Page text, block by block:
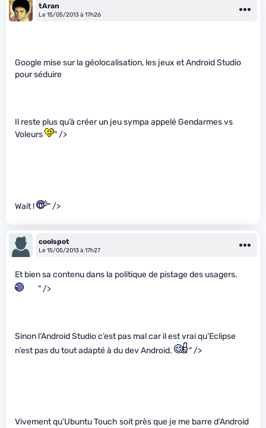
tAran
Le 15/05/2013 à 17h26
Google mise sur la géolocalisation, les jeux et Android Studio
pour séduire
Il reste plus qu’à créer un jeu sympa appelé Gendarmes vs
Voleurs
" />
Wait ! " />
coolspot
Le 15/05/2013 à 17h27
Et bien sa contenu dans la politique de pistage des usagers.
" />
Sinon l’Android Studio c’est pas mal car il est vrai qu’Eclipse
n’est pas du tout adapté à du dev Android.
" />
Vivement qu’Ubuntu Touch soit près que je me barre d’Android